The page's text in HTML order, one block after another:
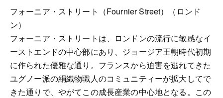
フォーニア・ストリート（Fournier Street）（ロンド
ン）
フォーニア・ストリートは、ロンドンの流行に敏感なイ
ーストエンドの中心部にあり、ジョージア王朝時代初期
に作られた優雅な通り。フランスから迫害を逃れてきた
ユグノー派の絹織物職人のコミュニティーが拡大してで
きた通りで、やがてこの成長産業の中心地となる。この